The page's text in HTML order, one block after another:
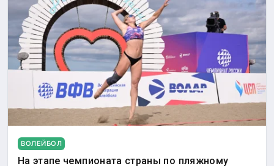
ВОЛЕЙБОЛ
На этапе чемпионата страны по пляжному